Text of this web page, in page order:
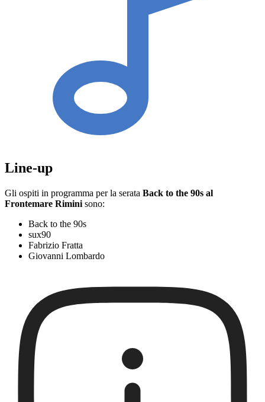
Line-up
Gli ospiti in programma per la serata Back to the 90s al
Frontemare Rimini sono:
Back to the 90s
sux90
Fabrizio Fratta
Giovanni Lombardo